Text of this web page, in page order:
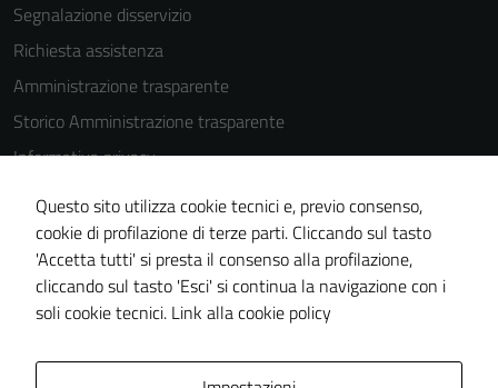
Segnalazione disservizio
Richiesta assistenza
Amministrazione trasparente
Storico Amministrazione trasparente
Informativa privacy
Cookie Policy
Note legali
Dichiarazione di accessibilità
Piano di miglioramento del sito
Questo sito utilizza cookie tecnici e, previo consenso,
cookie di profilazione di terze parti. Cliccando sul tasto
'Accetta tutti' si presta il consenso alla profilazione,
cliccando sul tasto 'Esci' si continua la navigazione con i
soli cookie tecnici. Link alla cookie policy